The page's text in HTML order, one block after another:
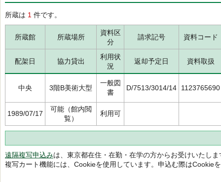
所蔵は 1 件です。
所蔵館 所蔵場所
資料区
分
請求記号 資料コード
配架日 協力貸出
利用状
況
返却予定日 資料取扱
中央 3階B美術大型
一般図
書
D/7513/3014/14 1123765690
1989/07/17
可能（館内閲
覧）
利用可
遠隔複写申込みは、東京都在住・在勤・在学の方からお受けいたしま
複写カート機能には、Cookieを使用しています。申込む際はCookie